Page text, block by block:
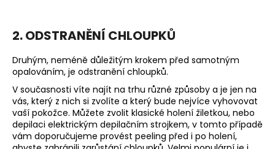
2. ODSTRANĚNÍ CHLOUPKŮ
Druhým, neméně důležitým krokem před samotným
opalováním, je odstranění chloupků.
V současnosti víte najít na trhu různé způsoby a je jen na
vás, který z nich si zvolíte a který bude nejvíce vyhovovat
vaší pokožce. Můžete zvolit klasické holení žiletkou, nebo
depilaci elektrickým depilačním strojkem, v tomto případě
vám doporučujeme provést peeling před i po holení,